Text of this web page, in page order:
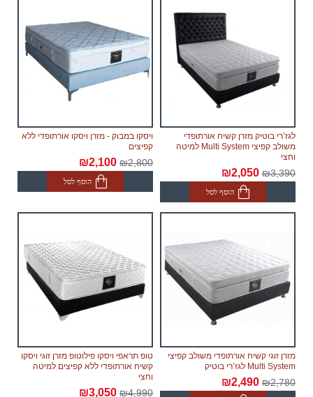
יתכנו עיכובים הקשורים לשילוח הימי בעת הזמנת מחו"ל,
במידה וייחול עיכוב שאינו תלוי בספק, מועד האספקה
יתארך בעוד 30 ימי עבודה ולא יחשב לאיחור.
צוות האתר עושה כל המאמצים על מנת לצמצם זמני
החנות אינה אחראית לכל עיכוב.
ריהוט מקטגוריית " רהיטים מודולריים" הינו מודולרי אשר שומר
לעצמו את הזכות לספק לבצע משלוח עם הגעת המודולים
מהמפעל, תוך 60 ימי עבודה נוספים לאחר אספקת
לגז’רי בוטיק מזרן קשיח אורתופדי
משולב קפיצי Multi System למיטה
וחצי
₪3,390
₪2,050
הוסף לסל
ויסקו במבוק - מזרן ויסקו אורתופדי ללא
קפיצים
₪2,800
₪2,100
הוסף לסל
מזרן זוגי קשיח אורתופדי משולב קפיצי
Multi System לגז’רי בוטיק
₪2,780
₪2,490
טופ תראפי ויסקו פילוטופ מזרן זוגי ויסקו
קשיח אורתופדי ללא קפיצים למיטה
וחצי
₪4,990
₪3,050